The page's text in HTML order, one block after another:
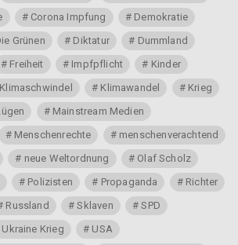
Corona Impfung
Demokratie
Grünen Diktatur
Dummland
Freiheit Impfpflicht
Kinder
Klimaschwindel Klimawandel
Krieg
Mainstream Medien
Menschenrechte
menschenverachtend
neue Weltordnung
Olaf Scholz
Polizisten Propaganda
Richter
Russland Sklaven
SPD
Ukraine Krieg
USA